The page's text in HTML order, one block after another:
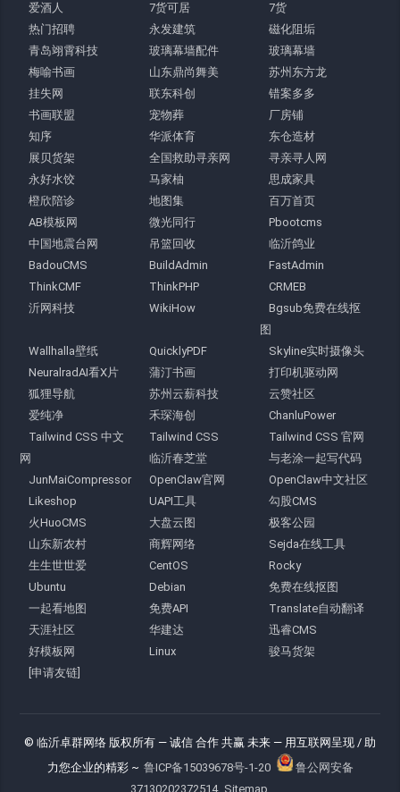
爱酒人
7货可居
7货
热门招聘
永发建筑
磁化阻垢
青岛翊霄科技
玻璃幕墙配件
玻璃幕墙
梅喻书画
山东鼎尚舞美
苏州东方龙
挂失网
联东科创
错案多多
书画联盟
宠物葬
厂房铺
知序
华派体育
东仓造材
展贝货架
全国救助寻亲网
寻亲寻人网
永好水饺
马家柚
思成家具
橙欣陪诊
地图集
百万首页
AB模板网
微光同行
Pbootcms
中国地震台网
吊篮回收
临沂鸽业
BadouCMS
BuildAdmin
FastAdmin
ThinkCMF
ThinkPHP
CRMEB
沂网科技
WikiHow
Bgsub免费在线抠
图
Wallhalla壁纸
QuicklyPDF
Skyline实时摄像头
NeuralradAI看X片
蒲汀书画
打印机驱动网
狐狸导航
苏州云薪科技
云赞社区
爱纯净
禾琛海创
ChanluPower
Tailwind CSS 中文
网
Tailwind CSS
Tailwind CSS 官网
临沂春芝堂
与老涂一起写代码
JunMaiCompressor
OpenClaw官网
OpenClaw中文社区
Likeshop
UAPI工具
勾股CMS
火HuoCMS
大盘云图
极客公园
山东新农村
商辉网络
Sejda在线工具
生生世世爱
CentOS
Rocky
Ubuntu
Debian
免费在线抠图
一起看地图
免费API
Translate自动翻译
天涯社区
华建达
迅睿CMS
好模板网
Linux
骏马货架
[申请友链]
© 临沂卓群网络 版权所有 — 诚信 合作 共赢 未来 — 用互联网呈现 / 助
力您企业的精彩 ~ 鲁ICP备15039678号-1-20
鲁公网安备
37130202372514 Sitemap